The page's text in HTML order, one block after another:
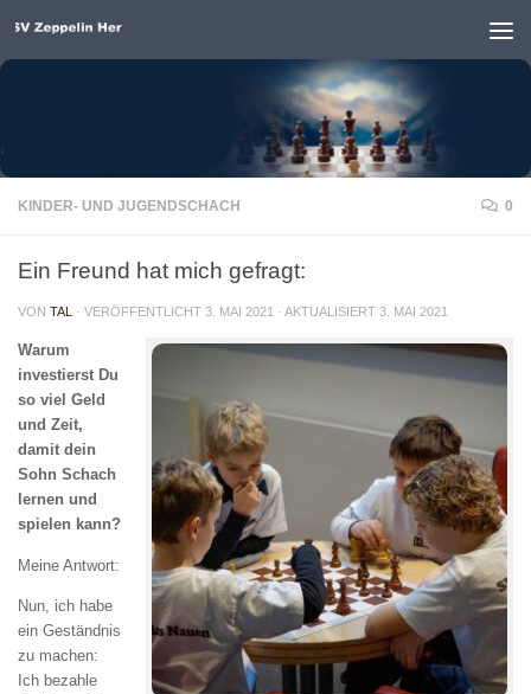
Unter dem Inhalt
KINDER- UND JUGENDSCHACH 0
Ein Freund hat mich gefragt:
VON TAL · VERÖFFENTLICHT 3. MAI 2021 · AKTUALISIERT 3. MAI 2021
Warum
investierst Du
so viel Geld
und Zeit,
damit dein
Sohn Schach
lernen und
spielen kann?
Meine Antwort:
Nun, ich habe
ein Geständnis
zu machen:
Ich bezahle